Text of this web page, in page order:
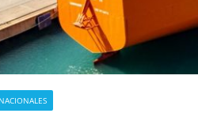
NACIONALES